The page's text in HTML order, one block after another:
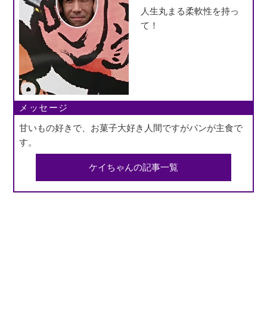
人生丸まる柔軟性を持っ
て！
メッセージ
甘いもの好きで、お菓子大好き人間ですがパンが主食で
す。
ケイちゃんの記事一覧